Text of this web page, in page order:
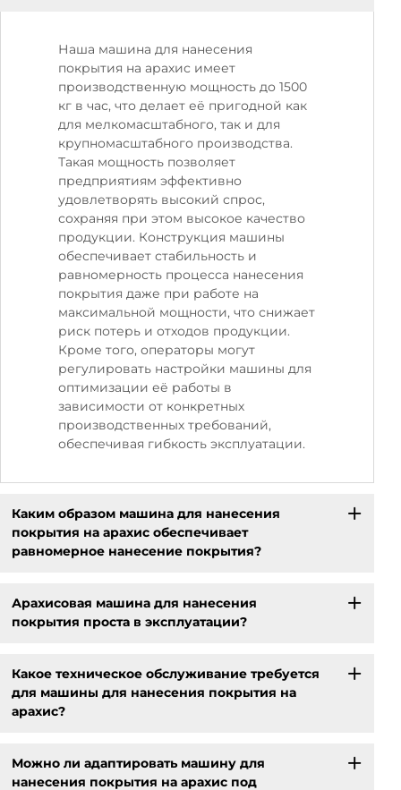
Наша машина для нанесения
покрытия на арахис имеет
производственную мощность до 1500
кг в час, что делает её пригодной как
для мелкомасштабного, так и для
крупномасштабного производства.
Такая мощность позволяет
предприятиям эффективно
удовлетворять высокий спрос,
сохраняя при этом высокое качество
продукции. Конструкция машины
обеспечивает стабильность и
равномерность процесса нанесения
покрытия даже при работе на
максимальной мощности, что снижает
риск потерь и отходов продукции.
Кроме того, операторы могут
регулировать настройки машины для
оптимизации её работы в
зависимости от конкретных
производственных требований,
обеспечивая гибкость эксплуатации.
Каким образом машина для нанесения
покрытия на арахис обеспечивает
равномерное нанесение покрытия?
Арахисовая машина для нанесения
покрытия проста в эксплуатации?
Какое техническое обслуживание требуется
для машины для нанесения покрытия на
арахис?
Можно ли адаптировать машину для
нанесения покрытия на арахис под